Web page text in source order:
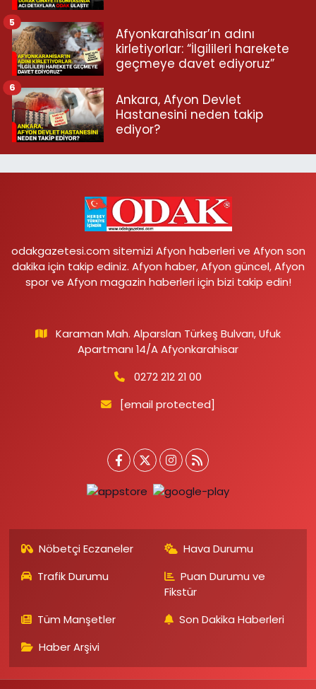
Afyonkarahisar’ın adını
kirletiyorlar: “İlgilileri harekete
geçmeye davet ediyoruz”
5
Ankara, Afyon Devlet
Hastanesini neden takip
ediyor?
6
odakgazetesi.com sitemizi Afyon haberleri ve Afyon son
dakika için takip ediniz. Afyon haber, Afyon güncel, Afyon
spor ve Afyon magazin haberleri için bizi takip edin!
Karaman Mah. Alparslan Türkeş Bulvarı, Ufuk
Apartmanı 14/A Afyonkarahisar
0272 212 21 00
[email protected]
Nöbetçi Eczaneler
Hava Durumu
Trafik Durumu
Puan Durumu ve
Fikstür
Tüm Manşetler
Son Dakika Haberleri
Haber Arşivi